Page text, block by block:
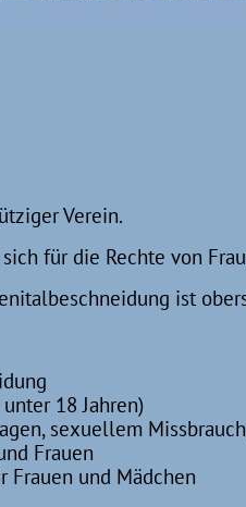
Verein.
für die Rechte von
ist
18 Jahren)
sexuellem
Frauen
Frauen und Mädchen